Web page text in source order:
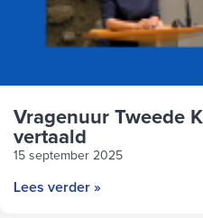
Vragenuur Tweede
vertaald
15 september 2025
Lees verder »